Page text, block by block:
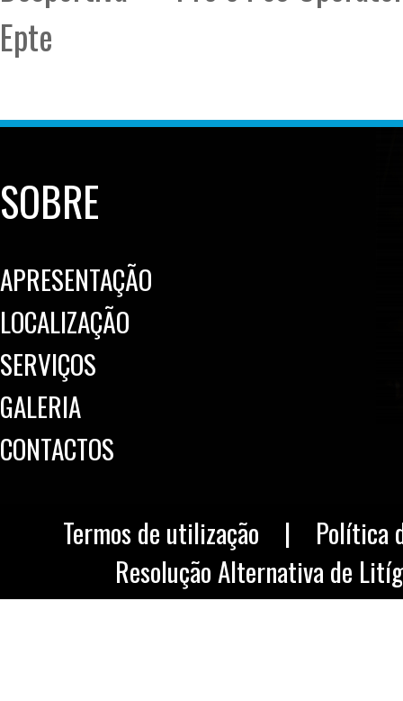
Epte
SOBRE
APRESENTAÇÃO
LOCALIZAÇÃO
SERVIÇOS
GALERIA
CONTACTOS
Termos de utilização | Política
Resolução Alternativa de